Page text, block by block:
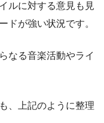
ルに対する意見も見
ドが強い状況です。
なる音楽活動やライ
、上記のように整理